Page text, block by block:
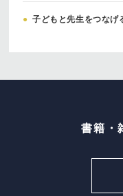
● 子どもと先生をつなげ
書籍・